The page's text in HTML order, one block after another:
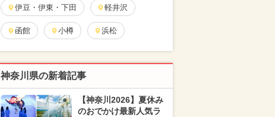
伊豆・伊東・下田 軽井沢
函館 小樽 浜松
神奈川県の新着記事
【神奈川2026】夏休み
のおでかけ最新人気ラ